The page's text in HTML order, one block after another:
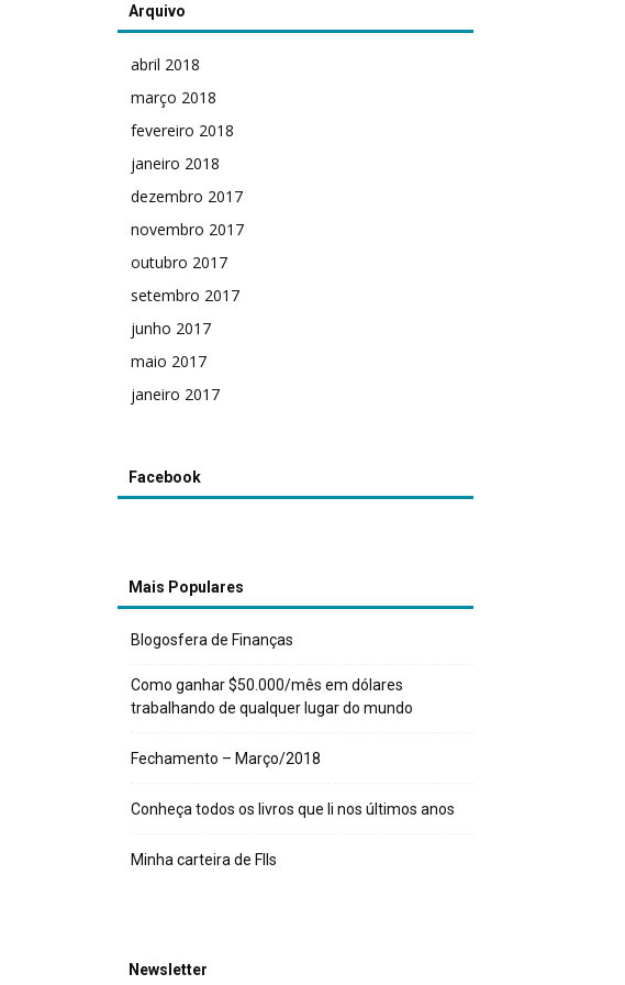
Arquivo
abril 2018
março 2018
fevereiro 2018
janeiro 2018
dezembro 2017
novembro 2017
outubro 2017
setembro 2017
junho 2017
maio 2017
janeiro 2017
Facebook
Mais Populares
Blogosfera de Finanças
Como ganhar $50.000/mês em dólares
trabalhando de qualquer lugar do mundo
Fechamento – Março/2018
Conheça todos os livros que li nos últimos anos
Minha carteira de FIIs
Newsletter